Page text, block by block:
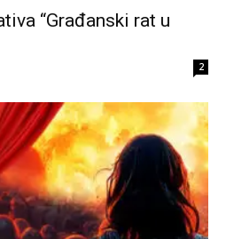
“Građanski rat u
2